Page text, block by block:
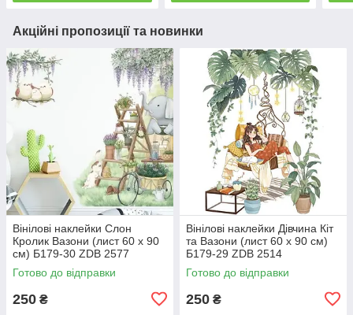
Акційні пропозиції та новинки
Вінілові наклейки Слон
Кролик Вазони (лист 60 х 90
см) Б179-30 ZDB 2577
Готово до відправки
250 ₴
Вінілові наклейки Дівчина Кіт
та Вазони (лист 60 х 90 см)
Б179-29 ZDB 2514
Готово до відправки
250 ₴